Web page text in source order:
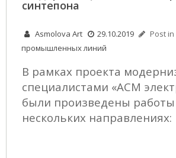
синтепона
Asmolova Art 29.10.2019 Post in
промышленных линий
В рамках проекта
специалистами «АСМ
были произведены
нескольких направлениях: